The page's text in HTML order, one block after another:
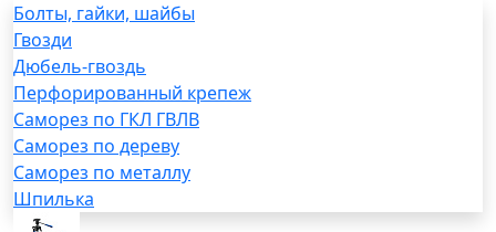
Болты, гайки, шайбы
Гвозди
Дюбель-гвоздь
Перфорированный крепеж
Саморез по ГКЛ ГВЛВ
Саморез по дереву
Саморез по металлу
Шпилька